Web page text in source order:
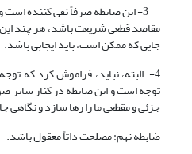
3- این ضابطه صرفاً نفی کننده است
مقاصد قطعی شریعت باشد، هر چند
جایی که ممکن است، باید ایجابی باشد.
4- البته، نباید، فراموش کرد که
توجه است و این ضابطه در کنار سایر
جزئی و مقطعی ما را رها سازد و نگاهی
ضابطة نهم: مصلحت ذاتاً معقول باشد.